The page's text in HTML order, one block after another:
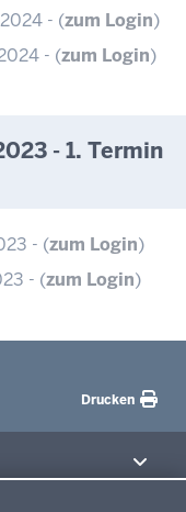
- (zum Login)
- (zum Login)
- 1. Termin
- (zum Login)
- (zum Login)
Drucken